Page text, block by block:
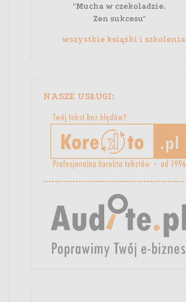
"Mucha w czekoladzie.
Zen sukcesu"
wszystkie książki i szkolenia
NASZE USŁUGI: